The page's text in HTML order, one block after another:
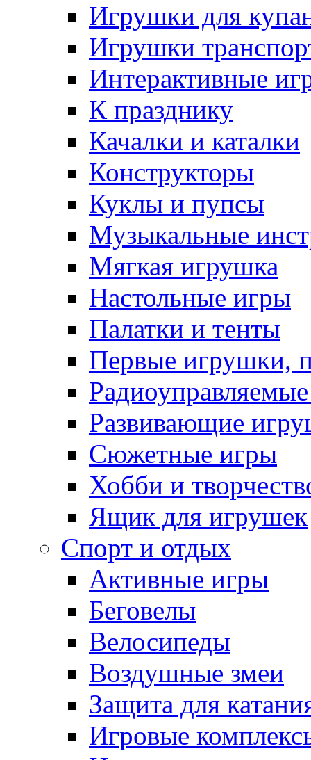
Игрушки для
Игрушки
Интерактивные
К празднику
Качалки и каталки
Конструкторы
Куклы и пупсы
Музыкальные
Мягкая игрушка
Настольные игры
Палатки и тенты
Первые игрушки,
Развивающие
Сюжетные игры
Хобби и
Ящик для игрушек
Спорт и отдых
Активные игры
Беговелы
Велосипеды
Воздушные змеи
Защита для
Игровые